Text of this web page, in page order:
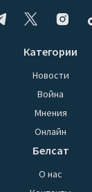
Категории
Новости
Война
Мнения
Онлайн
Белсат
О нас